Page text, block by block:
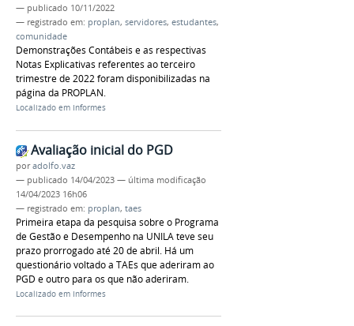
— publicado 10/11/2022
— registrado em: proplan, servidores, estudantes,
comunidade
Demonstrações Contábeis e as respectivas
Notas Explicativas referentes ao terceiro
trimestre de 2022 foram disponibilizadas na
página da PROPLAN.
Localizado em Informes
Avaliação inicial do PGD
poradolfo.vaz
— publicado 14/04/2023 — última modificação
14/04/2023 16h06
— registrado em: proplan, taes
Primeira etapa da pesquisa sobre o Programa
de Gestão e Desempenho na UNILA teve seu
prazo prorrogado até 20 de abril. Há um
questionário voltado a TAEs que aderiram ao
PGD e outro para os que não aderiram.
Localizado em Informes